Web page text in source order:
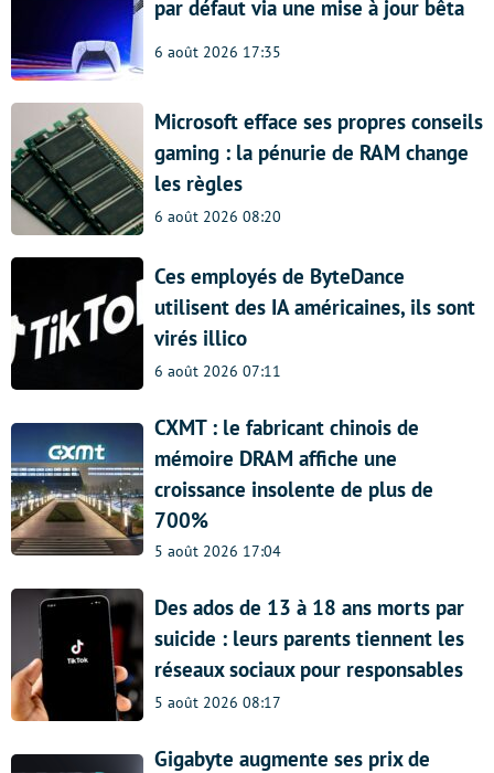
par défaut via une mise à jour bêta
6 août 2026 17:35
Microsoft efface ses propres conseils
gaming : la pénurie de RAM change
les règles
6 août 2026 08:20
Ces employés de ByteDance
utilisent des IA américaines, ils sont
virés illico
6 août 2026 07:11
CXMT : le fabricant chinois de
mémoire DRAM affiche une
croissance insolente de plus de
700%
5 août 2026 17:04
Des ados de 13 à 18 ans morts par
suicide : leurs parents tiennent les
réseaux sociaux pour responsables
5 août 2026 08:17
Gigabyte augmente ses prix de